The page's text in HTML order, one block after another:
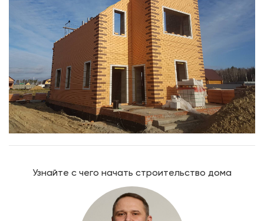
Узнайте с чего начать строительство дома